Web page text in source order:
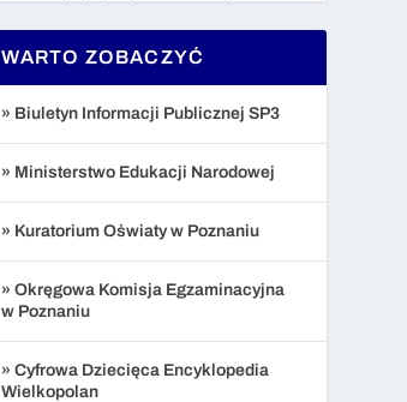
WARTO ZOBACZYĆ
» Biuletyn Informacji Publicznej SP3
» Ministerstwo Edukacji Narodowej
» Kuratorium Oświaty w Poznaniu
» Okręgowa Komisja Egzaminacyjna
w Poznaniu
» Cyfrowa Dziecięca Encyklopedia
Wielkopolan